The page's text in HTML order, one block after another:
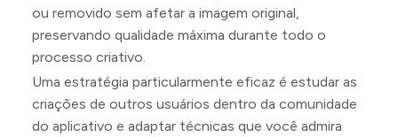
ou removido sem afetar a imagem original,
preservando qualidade máxima durante todo o
processo criativo.
Uma estratégia particularmente eficaz é estudar as
criações de outros usuários dentro da comunidade
do aplicativo e adaptar técnicas que você admira